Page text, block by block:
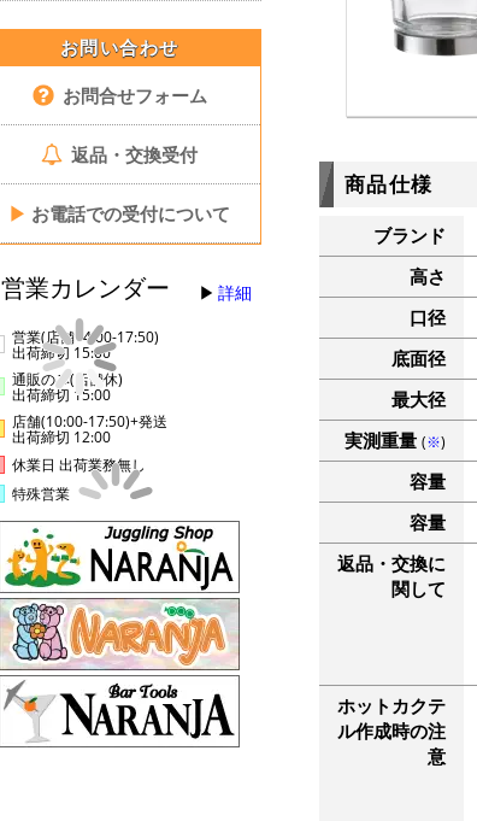
お問い合わせ
お問合せフォーム
返品・交換受付
▶ お電話での受付について
営業カレンダー 詳細
営業(店舗14:00-17:50)
出荷締切 15:00
通販のみ(店舗休)
出荷締切 15:00
店舗(10:00-17:50)+発送
出荷締切 12:00
休業日 出荷業務無し
特殊営業
商品仕様
ブランド
高さ
口径
底面径
最大径
実測重量 (※)
容量
容量
返品・交換に
関して
ホットカクテ
ル作成時の注
意